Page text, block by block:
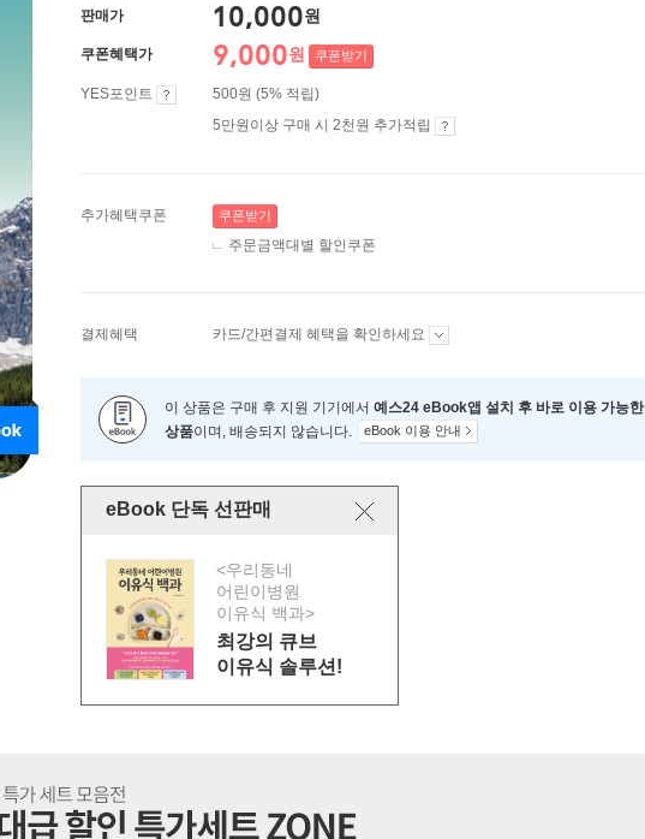
판매가 10,000원
쿠폰혜택가 9,000원 쿠폰받기
YES포인트
500원 (5% 적립)
5만원이상 구매 시 2천원 추가적립
추가혜택쿠폰 쿠폰받기
주문금액대별 할인쿠폰
결제혜택 카드/간편결제 혜택을 확인하세요
이 상품은 구매 후 지원 기기에서 예스24 eBook앱 설치 후 바로 이용 가능한
상품이며, 배송되지 않습니다. eBook 이용 안내
eBook 단독 선판매
<우리동네
어린이병원
이유식 백과>
최강의 큐브
이유식 솔루션!